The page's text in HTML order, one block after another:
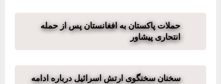
حملات پاکستان به افغانستان پس از حمله
انتحاری پیشاور
سخنان سخنگوی ارتش اسرائیل درباره ادامه